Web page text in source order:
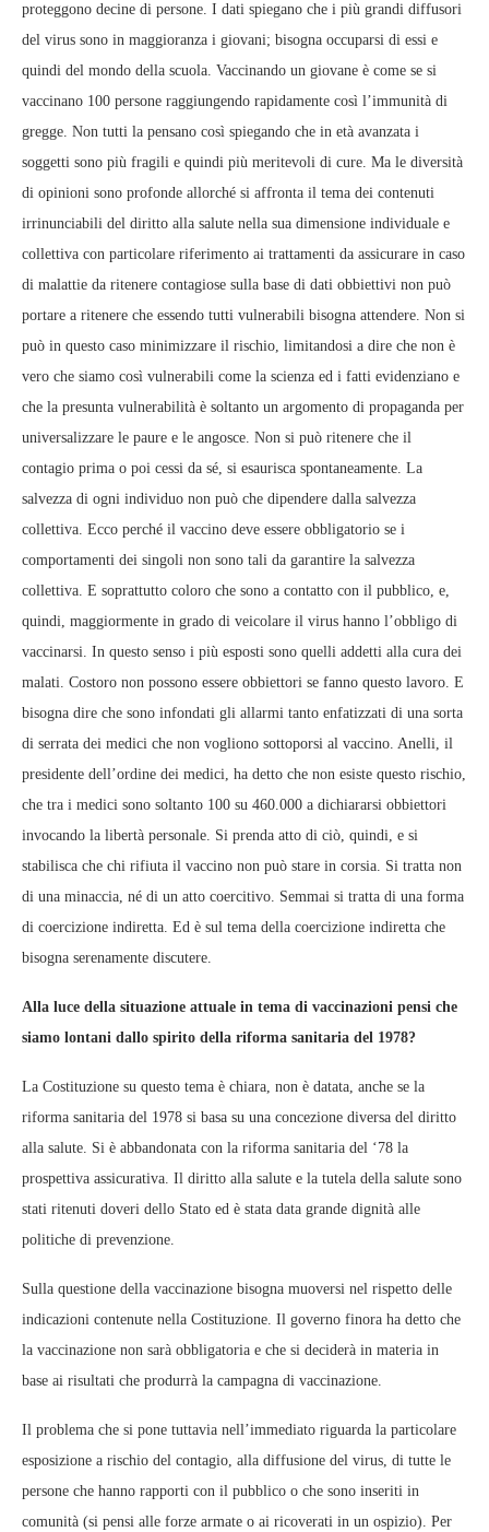
proteggono decine di persone. I dati spiegano che i più grandi diffusori
del virus sono in maggioranza i giovani; bisogna occuparsi di essi e
quindi del mondo della scuola. Vaccinando un giovane è come se si
vaccinano 100 persone raggiungendo rapidamente così l’immunità di
gregge. Non tutti la pensano così spiegando che in età avanzata i
soggetti sono più fragili e quindi più meritevoli di cure. Ma le diversità
di opinioni sono profonde allorché si affronta il tema dei contenuti
irrinunciabili del diritto alla salute nella sua dimensione individuale e
collettiva con particolare riferimento ai trattamenti da assicurare in caso
di malattie da ritenere contagiose sulla base di dati obbiettivi non può
portare a ritenere che essendo tutti vulnerabili bisogna attendere. Non si
può in questo caso minimizzare il rischio, limitandosi a dire che non è
vero che siamo così vulnerabili come la scienza ed i fatti evidenziano e
che la presunta vulnerabilità è soltanto un argomento di propaganda per
universalizzare le paure e le angosce. Non si può ritenere che il
contagio prima o poi cessi da sé, si esaurisca spontaneamente. La
salvezza di ogni individuo non può che dipendere dalla salvezza
collettiva. Ecco perché il vaccino deve essere obbligatorio se i
comportamenti dei singoli non sono tali da garantire la salvezza
collettiva. E soprattutto coloro che sono a contatto con il pubblico, e,
quindi, maggiormente in grado di veicolare il virus hanno l’obbligo di
vaccinarsi. In questo senso i più esposti sono quelli addetti alla cura dei
malati. Costoro non possono essere obbiettori se fanno questo lavoro. E
bisogna dire che sono infondati gli allarmi tanto enfatizzati di una sorta
di serrata dei medici che non vogliono sottoporsi al vaccino. Anelli, il
presidente dell’ordine dei medici, ha detto che non esiste questo rischio,
che tra i medici sono soltanto 100 su 460.000 a dichiararsi obbiettori
invocando la libertà personale. Si prenda atto di ciò, quindi, e si
stabilisca che chi rifiuta il vaccino non può stare in corsia. Si tratta non
di una minaccia, né di un atto coercitivo. Semmai si tratta di una forma
di coercizione indiretta. Ed è sul tema della coercizione indiretta che
bisogna serenamente discutere.
Alla luce della situazione attuale in tema di vaccinazioni pensi che
siamo lontani dallo spirito della riforma sanitaria del 1978?
La Costituzione su questo tema è chiara, non è datata, anche se la
riforma sanitaria del 1978 si basa su una concezione diversa del diritto
alla salute. Si è abbandonata con la riforma sanitaria del ‘78 la
prospettiva assicurativa. Il diritto alla salute e la tutela della salute sono
stati ritenuti doveri dello Stato ed è stata data grande dignità alle
politiche di prevenzione.
Sulla questione della vaccinazione bisogna muoversi nel rispetto delle
indicazioni contenute nella Costituzione. Il governo finora ha detto che
la vaccinazione non sarà obbligatoria e che si deciderà in materia in
base ai risultati che produrrà la campagna di vaccinazione.
Il problema che si pone tuttavia nell’immediato riguarda la particolare
esposizione a rischio del contagio, alla diffusione del virus, di tutte le
persone che hanno rapporti con il pubblico o che sono inseriti in
comunità (si pensi alle forze armate o ai ricoverati in un ospizio). Per